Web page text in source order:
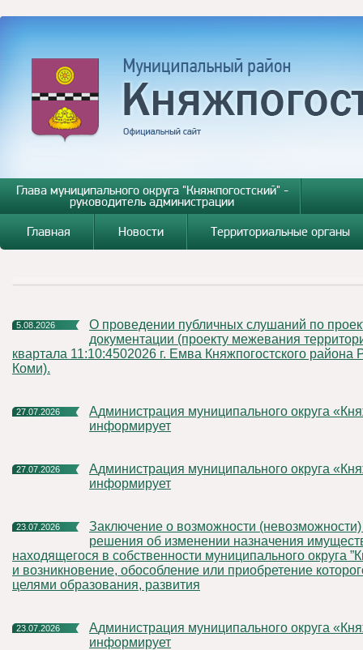
Глава муниципального округа "Княжпогостский" -
руководитель администрации
Главная
Новости Территориальные органы
5.08.2026
О проведении публичных слушаний по проектной
документации (проекту межевания
квартала 11:10:4502026 г. Емва Княжпогостского района
Коми).
27.07.2026
Администрация муниципального округа «Княжпогостский»
информирует
27.07.2026
Администрация муниципального округа «Княжпогостский»
информирует
23.07.2026
Заключение о возможности (невозможности) принятия
решения об изменении назначения
находящегося в собственности муниципального округа
и возникновение, обособление или приобретение
целями образования, развития
23.07.2026
Администрация муниципального округа «Княжпогостский»
информирует